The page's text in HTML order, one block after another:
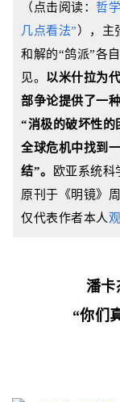
（点击阅读： 哲
几点看法”）
，主
和解的“鸽派”各
见。 以米什拉为
部争论提供了一
“消极的破坏性的
全球危机中找到
结”。
欧亚系统科
原刊于《明镜》
仅代表作者本人
潘卡
“你们